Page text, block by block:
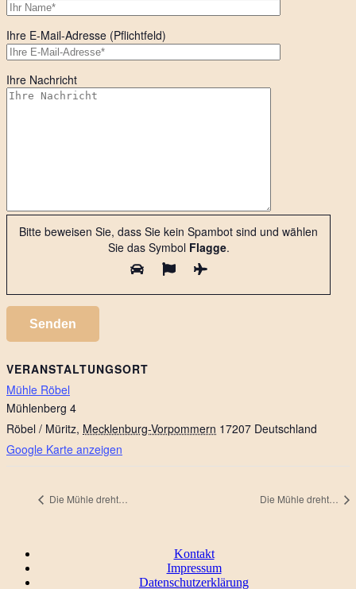
VERANSTALTUNGSORT
Mühle Röbel
Mühlenberg 4
Röbel / Müritz, Mecklenburg-Vorpommern 17207 Deutschland
Google Karte anzeigen
Ihre E-Mail-Adresse (Pflichtfeld)
Ihre Nachricht
Bitte beweisen Sie, dass Sie kein Spambot sind und wählen
Sie das SymbolFlagge.
Die Mühle dreht… Die Mühle dreht…
Kontakt
Impressum
Datenschutzerklärung